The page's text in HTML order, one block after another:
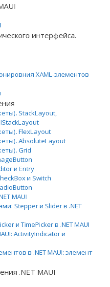
интерфейса.
XAML-элементов
StackLayout,
FlexLayout
AbsoluteLayout
Grid
и Entry
и Switch
MAUI
Stepper и Slider в .NET
и TimePicker в .NET MAUI
ActivityIndicator и
в .NET MAUI: элемент
.NET MAUI